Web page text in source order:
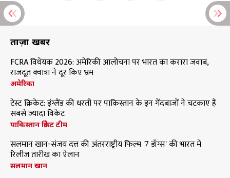
ताज़ा खबरें
FCRA विधेयक 2026: अमेरिकी आलोचना पर भारत का करारा जवाब,
राजदूत क्वात्रा ने दूर किए भ्रम
अमेरिका
टेस्ट क्रिकेट: इंग्लैंड की धरती पर पाकिस्तान के इन गेंदबाजों ने चटकाए हैं
सबसे ज्यादा विकेट
पाकिस्तान क्रिकेट टीम
सलमान खान-संजय दत्त की अंतरराष्ट्रीय फिल्म '7 डॉग्स' की भारत में
रिलीज तारीख का ऐलान
सलमान खान